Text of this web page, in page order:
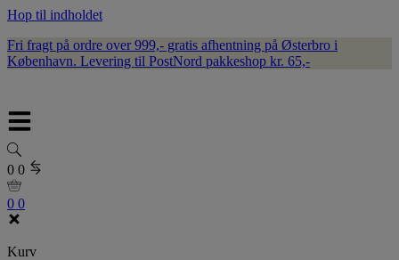
Hop til indholdet
Fri fragt på ordre over 999,- gratis afhentning på Østerbro i
København. Levering til PostNord pakkeshop kr. 65,-
0 0
0 0
Kurv